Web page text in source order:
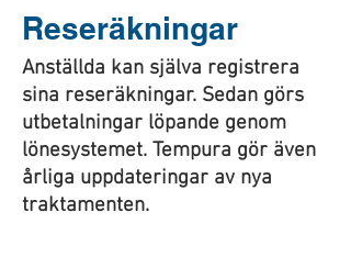
Reseräkningar
Anställda kan själva registrera
sina reseräkningar.​ Sedan görs
utbetalningar löpande genom
lönesystemet. Tempura gör även
årliga uppdateringar av nya
traktamenten.